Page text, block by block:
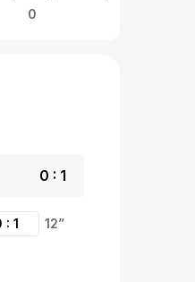
0
12”
: 1
0 : 1